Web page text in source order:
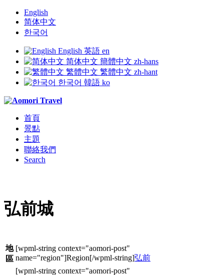
English
简体中文
한국어
English 英語 en
简体中文 簡體中文 zh-hans
繁體中文 繁體中文 zh-hant
한국어 韓語 ko
首頁
景點
主題
聯絡我們
Search
弘前城
地
區
弘前